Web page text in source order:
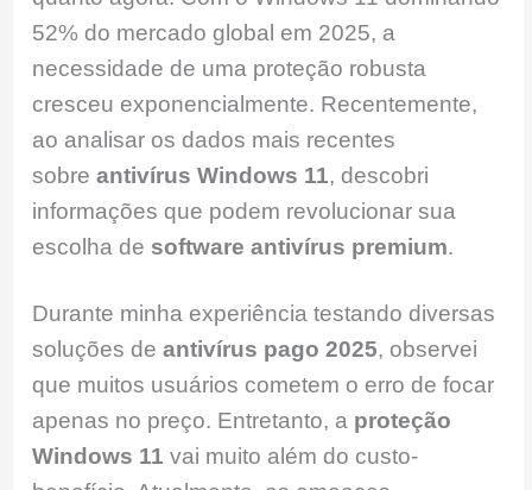
52% do mercado global em 2025, a
necessidade de uma proteção robusta
cresceu exponencialmente. Recentemente,
ao analisar os dados mais recentes
sobreantivírus Windows 11, descobri
informações que podem revolucionar sua
escolha de software antivírus premium.
Durante minha experiência testando diversas
soluções deantivírus pago 2025, observei
que muitos usuários cometem o erro de focar
apenas no preço. Entretanto, a proteção
Windows 11 vai muito além do custo-